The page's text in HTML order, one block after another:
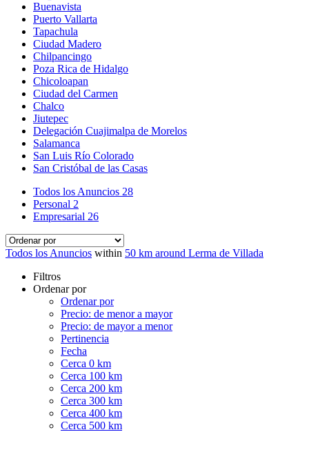
Buenavista
Puerto Vallarta
Tapachula
Ciudad Madero
Chilpancingo
Poza Rica de Hidalgo
Chicoloapan
Ciudad del Carmen
Chalco
Jiutepec
Delegación Cuajimalpa de Morelos
Salamanca
San Luis Río Colorado
San Cristóbal de las Casas
Todos los Anuncios 28
Personal 2
Empresarial 26
Todos los Anuncios within 50 km around Lerma de Villada
Filtros
Ordenar por
Ordenar por
Precio: de menor a mayor
Precio: de mayor a menor
Pertinencia
Fecha
Cerca 0 km
Cerca 100 km
Cerca 200 km
Cerca 300 km
Cerca 400 km
Cerca 500 km